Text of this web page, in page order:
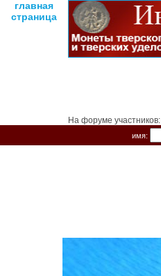
главная
страница
На форуме участников:
имя: